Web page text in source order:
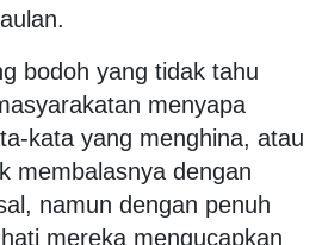
bodoh yang tidak tahu
menyapa
kata yang menghina, atau
membalasnya dengan
namun dengan penuh
mereka mengucapkan